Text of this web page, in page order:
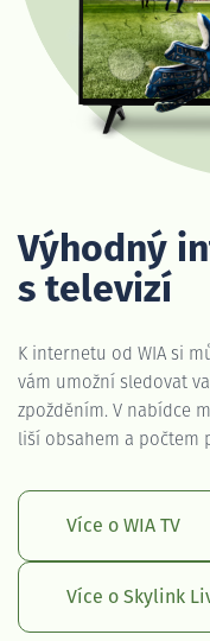
Výhodný
s televizí
K internetu od WIA si
vám umožní sledovat
zpožděním. V nabídce
liší obsahem a počtem
Více o WIA TV
Více o Skylink